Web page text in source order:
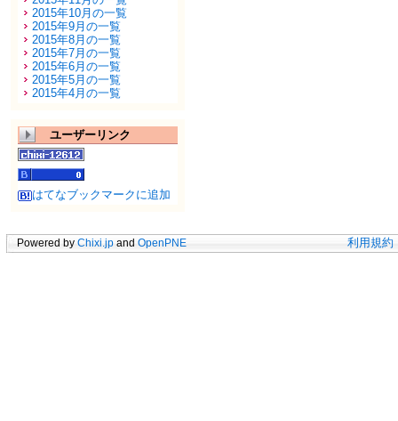
2015年10月の一覧
2015年9月の一覧
2015年8月の一覧
2015年7月の一覧
2015年6月の一覧
2015年5月の一覧
2015年4月の一覧
ユーザーリンク
はてなブックマークに追加
Powered by Chixi.jp and OpenPNE 利用規約